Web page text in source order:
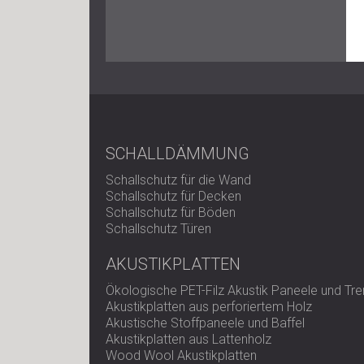
SCHALLDÄMMUNG
Schallschutz für die Wand
Schallschutz für Decken
Schallschutz für Böden
Schallschutz Türen
AKUSTIKPLATTEN
Ökologische PET-Filz Akustik Paneele und
Akustikplatten aus perforiertem Holz
Akustische Stoffpaneele und Baffel
Akustikplatten aus Lattenholz
Wood Wool Akustikplatten